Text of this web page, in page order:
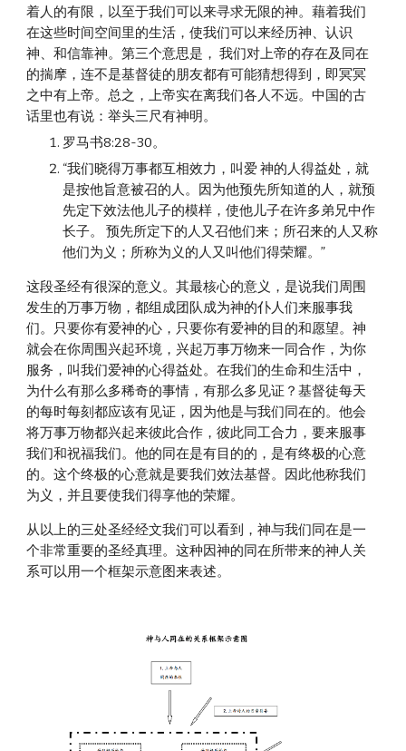
着人的有限，以至于我们可以来寻求无限的神。藉着我们
在这些时间空间里的生活，使我们可以来经历神、认识
神、和信靠神。第三个意思是， 我们对上帝的存在及同在
的揣摩，连不是基督徒的朋友都有可能猜想得到，即冥冥
之中有上帝。总之，上帝实在离我们各人不远。中国的古
话里也有说：举头三尺有神明。
罗马书8:28-30。
“我们晓得万事都互相效力，叫爱 神的人得益处，就
是按他旨意被召的人。因为他预先所知道的人，就预
先定下效法他儿子的模样，使他儿子在许多弟兄中作
长子。 预先所定下的人又召他们来；所召来的人又称
他们为义；所称为义的人又叫他们得荣耀。”
这段圣经有很深的意义。其最核心的意义，是说我们周围
发生的万事万物，都组成团队成为神的仆人们来服事我
们。只要你有爱神的心，只要你有爱神的目的和愿望。神
就会在你周围兴起环境，兴起万事万物来一同合作，为你
服务，叫我们爱神的心得益处。在我们的生命和生活中，
为什么有那么多稀奇的事情，有那么多见证？基督徒每天
的每时每刻都应该有见证，因为他是与我们同在的。他会
将万事万物都兴起来彼此合作，彼此同工合力，要来服事
我们和祝福我们。他的同在是有目的的，是有终极的心意
的。这个终极的心意就是要我们效法基督。因此他称我们
为义，并且要使我们得享他的荣耀。
从以上的三处圣经经文我们可以看到，神与我们同在是一
个非常重要的圣经真理。这种因神的同在所带来的神人关
系可以用一个框架示意图来表述。